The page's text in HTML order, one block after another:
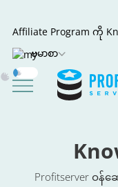
Affiliate Program ကို
ဗမာစာ
Dark
Profitserver ဝန်